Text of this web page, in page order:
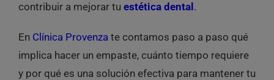
contribuir a mejorar tu estética dental.
En Clínica Provenza te contamos paso a paso qué
implica hacer un empaste, cuánto tiempo requiere
y por qué es una solución efectiva para mantener tu